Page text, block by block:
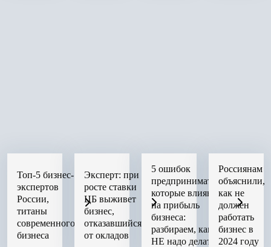
Топ-5 бизнес-
экспертов
России,
титаны
современного
бизнеса
Эксперт: при
росте ставки
ЦБ выживет
бизнес,
отказавшийся
от окладов
5 ошибок
предпринимателя,
которые влияют
на прибыль
бизнеса:
разбираем, как
НЕ надо делать
Россиянам
объяснили,
как не
должен
работать
бизнес в
2024 году